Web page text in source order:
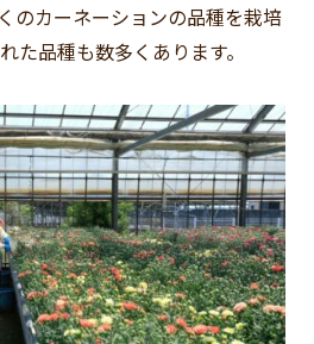
のカーネーションの品種を栽培
た品種も数多くあります。